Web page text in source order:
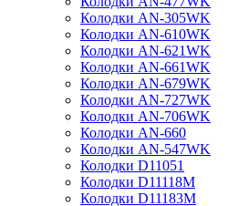
Колодки AN-305WK
Колодки AN-610WK
Колодки AN-621WK
Колодки AN-661WK
Колодки AN-679WK
Колодки AN-727WK
Колодки AN-706WK
Колодки AN-660
Колодки AN-547WK
Колодки D11051
Колодки D11118M
Колодки D11183M